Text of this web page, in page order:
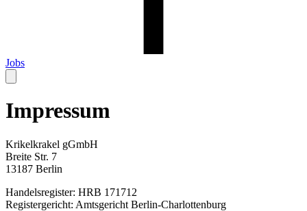
Jobs
Impressum
Krikelkrakel gGmbH
Breite Str. 7
13187 Berlin
Handelsregister: HRB 171712
Registergericht: Amtsgericht Berlin-Charlottenburg